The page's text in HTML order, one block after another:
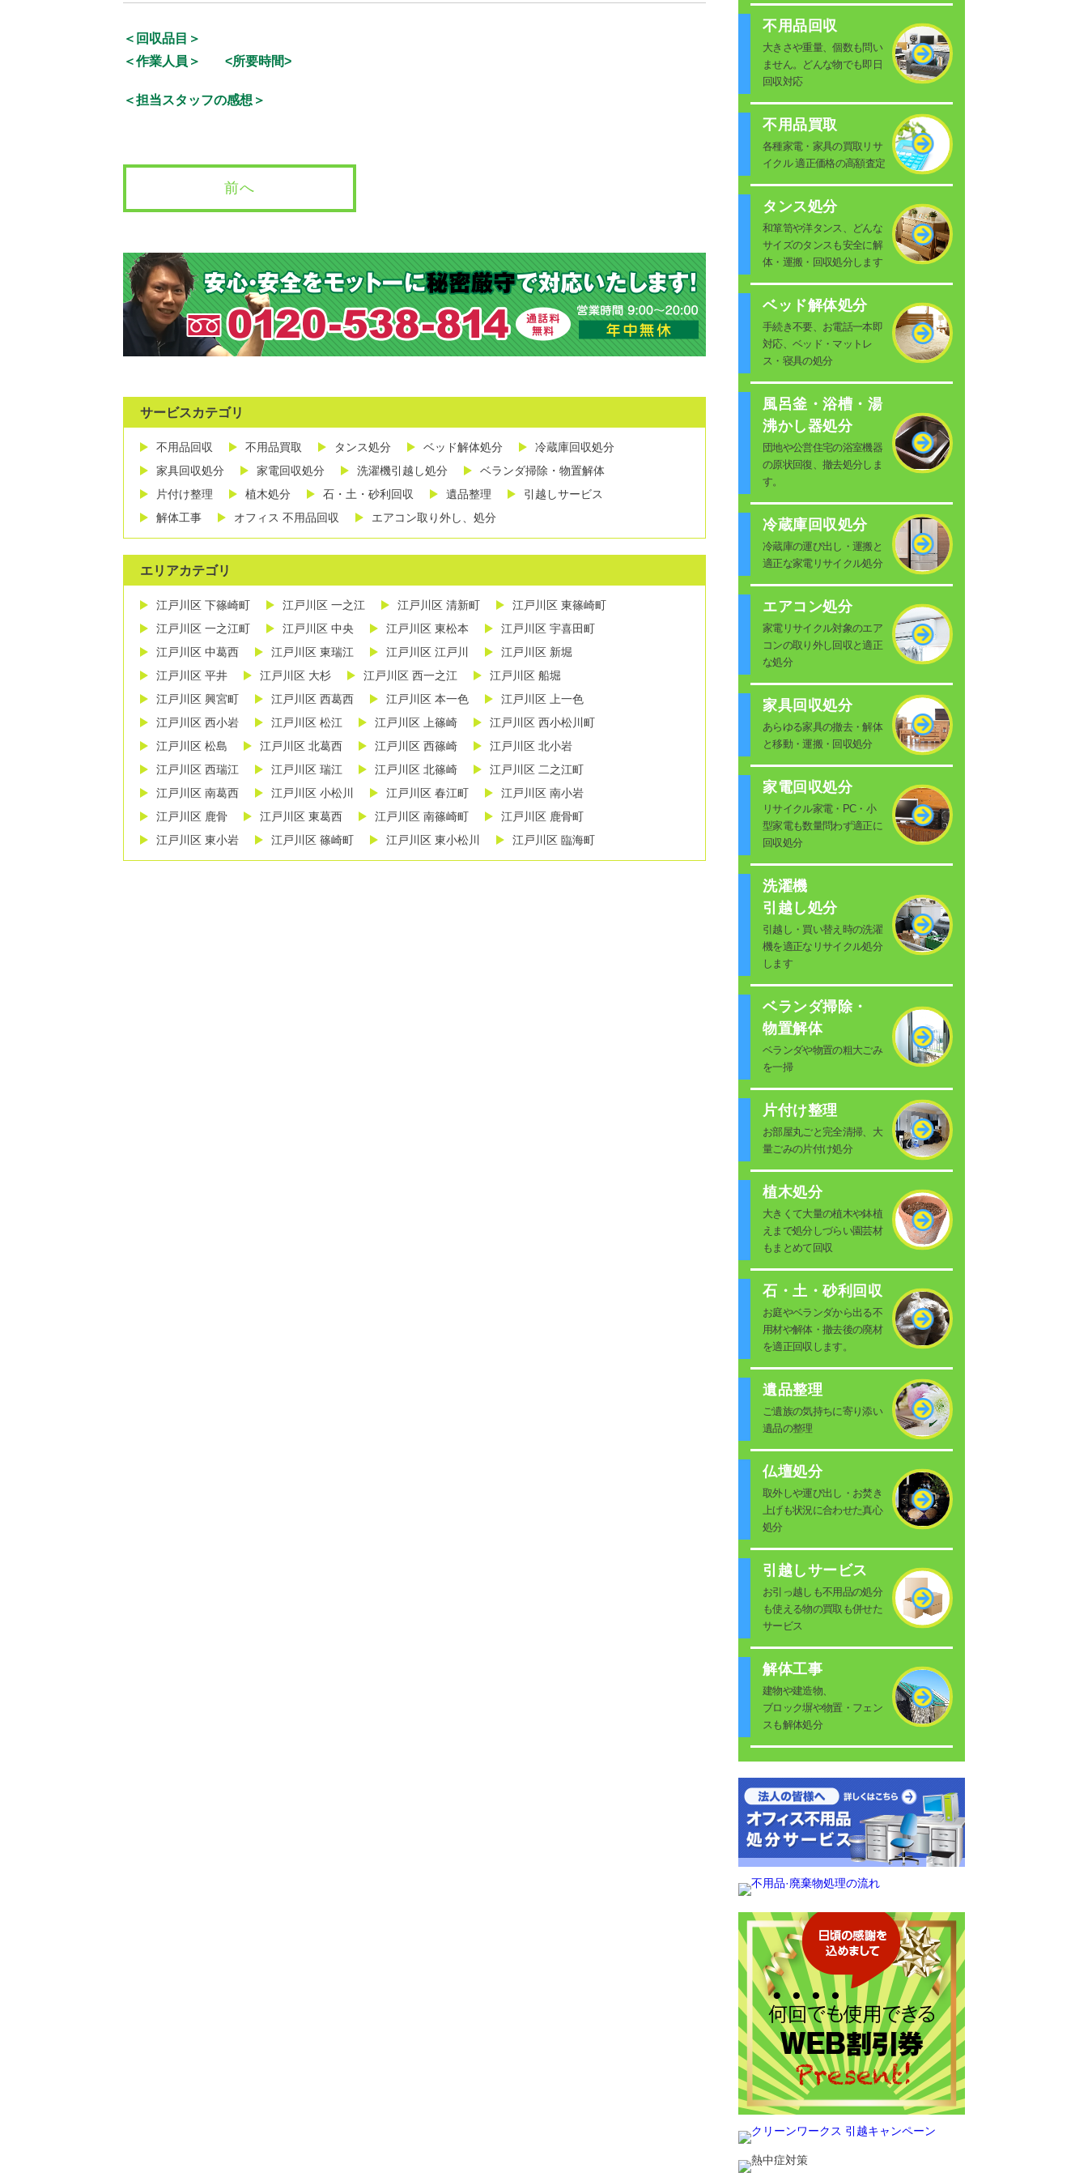
＜回収品目＞
＜作業人員＞
<所要時間>
＜担当スタッフの感想＞
前へ
サービスカテゴリ
不用品回収 不用品買取 タンス処分 ベッド解体処分
冷蔵庫回収処分
家具回収処分
家電回収処分 洗濯機引越し処分
ベランダ掃除・物置解体
片付け整理
植木処分 石・土・砂利回収 遺品整理
引越しサービス
解体工事
オフィス 不用品回収 エアコン取り外し、処分
エリアカテゴリ
江戸川区 下篠崎町 江戸川区 一之江 江戸川区 清新町
江戸川区 東篠崎町
江戸川区 一之江町
江戸川区 中央 江戸川区 東松本
江戸川区 宇喜田町
江戸川区 中葛西
江戸川区 東瑞江 江戸川区 江戸川
江戸川区 新堀
江戸川区 平井
江戸川区 大杉 江戸川区 西一之江
江戸川区 船堀
江戸川区 興宮町
江戸川区 西葛西 江戸川区 本一色
江戸川区 上一色
江戸川区 西小岩
江戸川区 松江 江戸川区 上篠崎
江戸川区 西小松川町
江戸川区 松島
江戸川区 北葛西 江戸川区 西篠崎
江戸川区 北小岩
江戸川区 西瑞江
江戸川区 瑞江 江戸川区 北篠崎
江戸川区 二之江町
江戸川区 南葛西
江戸川区 小松川 江戸川区 春江町
江戸川区 南小岩
江戸川区 鹿骨
江戸川区 東葛西 江戸川区 南篠崎町
江戸川区 鹿骨町
江戸川区 東小岩
江戸川区 篠崎町 江戸川区 東小松川 江戸川区 臨海町
不用品回収
大きさや重量、個数も問い
ません。どんな物でも即日
回収対応
不用品買取
各種家電・家具の買取リサ
イクル 適正価格の高額査定
タンス処分
和箪笥や洋タンス、どんな
サイズのタンスも安全に解
体・運搬・回収処分します
ベッド解体処分
手続き不要、お電話一本即
対応、ベッド・マットレ
ス・寝具の処分
風呂釜・浴槽・湯
沸かし器処分
団地や公営住宅の浴室機器
の原状回復、撤去処分しま
す。
冷蔵庫回収処分
冷蔵庫の運び出し・運搬と
適正な家電リサイクル処分
エアコン処分
家電リサイクル対象のエア
コンの取り外し回収と適正
な処分
家具回収処分
あらゆる家具の撤去・解体
と移動・運搬・回収処分
家電回収処分
リサイクル家電・PC・小
型家電も数量問わず適正に
回収処分
洗濯機
引越し処分
引越し・買い替え時の洗濯
機を適正なリサイクル処分
します
ベランダ掃除・
物置解体
ベランダや物置の粗大ごみ
を一掃
片付け整理
お部屋丸ごと完全清掃、大
量ごみの片付け処分
植木処分
大きくて大量の植木や鉢植
えまで処分しづらい園芸材
もまとめて回収
石・土・砂利回収
お庭やベランダから出る不
用材や解体・撤去後の廃材
を適正回収します。
遺品整理
ご遺族の気持ちに寄り添い
遺品の整理
仏壇処分
取外しや運び出し・お焚き
上げも状況に合わせた真心
処分
引越しサービス
お引っ越しも不用品の処分
も使える物の買取も併せた
サービス
解体工事
建物や建造物、
ブロック塀や物置・フェン
スも解体処分